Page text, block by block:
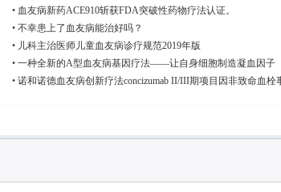
• 血友病新药ACE910斩获FDA突破性药物疗法认证。
• 不幸患上了血友病能治好吗？
• 儿科主治医师儿童血友病诊疗规范2019年版
• 一种全新的A型血友病基因疗法——让自身细胞制造凝血因子
• 诺和诺德血友病创新疗法concizumab II/III期项目因非致命血栓